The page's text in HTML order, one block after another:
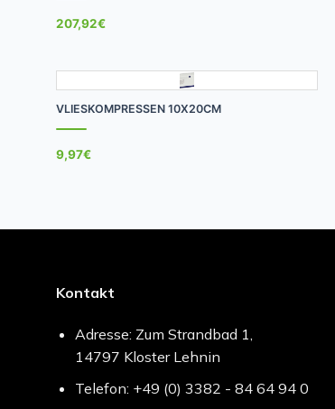
207,92€
VLIESKOMPRESSEN 10X20CM
9,97€
Kontakt
Adresse: Zum Strandbad 1,
14797 Kloster Lehnin
Telefon: +49 (0) 3382 - 84 64 94 0